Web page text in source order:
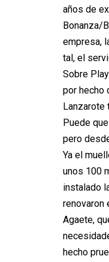
años de
Bonanza/
empresa,
tal, el
Sobre
por hecho
Lanzarote
Puede
pero
Ya el
unos 100
instalado
renovaron
Agaete,
hecho